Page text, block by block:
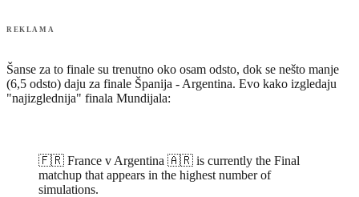
REKLAMA
Šanse za to finale su trenutno oko osam odsto, dok se nešto manje
(6,5 odsto) daju za finale Španija - Argentina. Evo kako izgledaju
"najizglednija" finala Mundijala:
🇫🇷 France v Argentina 🇦🇷 is currently the Final
matchup that appears in the highest number of
simulations.